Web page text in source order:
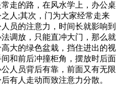
走的路，在风水学上，办公桌
人;其次，门为大家经常走来
员的注意力，时间长就影响到
调放，只能直冲大门，那么就
大的绿色盆栽，挡住进出的视
和前后冲撞柜角，摆放时后面
人员背后有靠，前面又有无限
有人走动而致注意力分散。